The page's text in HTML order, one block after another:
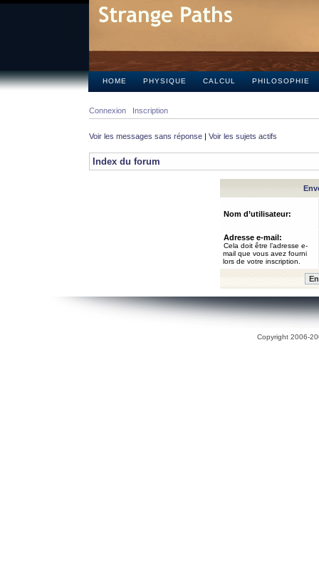
HOME PHYSIQUE CALCUL PHILOSOPHIE
Connexion Inscription
Voir les messages sans réponse | Voir les sujets actifs
Index du forum
Nom d’utilisateur:
Adresse e-mail:
Cela doit être l’adresse e-
mail que vous avez fourni
lors de votre inscription.
Copyright 2006-